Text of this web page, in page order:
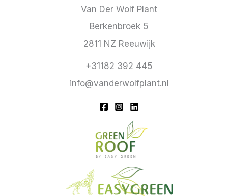
Van Der Wolf Plant
Berkenbroek 5
2811 NZ Reeuwijk
+31182 392 445
info@vanderwolfplant.nl